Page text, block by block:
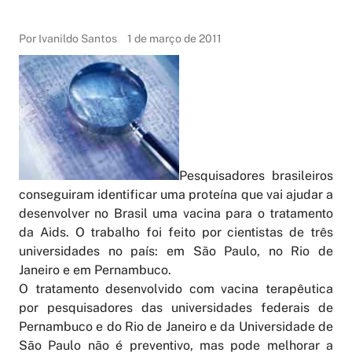
Por Ivanildo Santos 1 de março de 2011
Pesquisadores brasileiros
conseguiram identificar uma proteína que vai ajudar a
desenvolver no Brasil uma vacina para o tratamento
da Aids. O trabalho foi feito por cientistas de três
universidades no país: em São Paulo, no Rio de
Janeiro e em Pernambuco.
O tratamento desenvolvido com vacina terapêutica
por pesquisadores das universidades federais de
Pernambuco e do Rio de Janeiro e da Universidade de
São Paulo não é preventivo, mas pode melhorar a